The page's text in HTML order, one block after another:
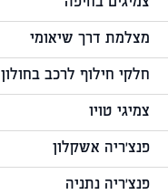
מצלמת דרך שיאומי
חלקי חילוף לרכב בחולון
צמיגי טויו
פנצ'ריה אשקלון
פנצ'ריה נתניה